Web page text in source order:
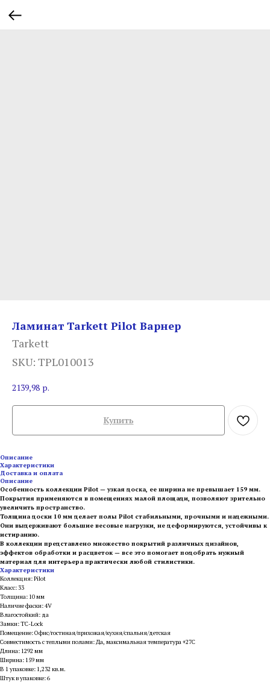
Ламинат Tarkett Pilot Варнер
Tarkett
SKU: TPL010013
2139,98 р.
Купить
Описание
Характеристики
Доставка и оплата
Описание
Особенность коллекции Pilot — узкая доска, ее ширина не превышает 159 мм.
Покрытия применяются в помещениях малой площади, позволяют зрительно
увеличить пространство.
Толщина доски 10 мм делает полы Pilot стабильными, прочными и надежными.
Они выдерживают большие весовые нагрузки, не деформируются, устойчивы к
истиранию.
В коллекции представлено множество покрытий различных дизайнов,
эффектов обработки и расцветок — все это помогает подобрать нужный
материал для интерьера практически любой стилистики.
Характеристики
Коллекция: Pilot
Класс: 33
Толщина: 10 мм
Наличие фаски: 4V
Влагостойкий: да
Замки: TC-Lock
Помещение: Офис/гостиная/прихожая/кухня/спальня/детская
Совместимость с теплыми полами: Да, максимальная температура +27С
Длина: 1292 мм
Ширина: 159 мм
В 1 упаковке: 1,232 кв.м.
Штук в упаковке: 6